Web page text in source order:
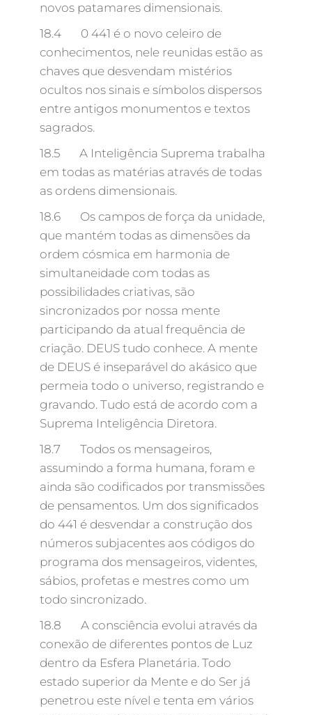
novos patamares dimensionais.
18.4 0 441 é o novo celeiro de
conhecimentos, nele reunidas estão as
chaves que desvendam mistérios
ocultos nos sinais e símbolos dispersos
entre antigos monumentos e textos
sagrados.
18.5 A Inteligência Suprema trabalha
em todas as matérias através de todas
as ordens dimensionais.
18.6 Os campos de força da unidade,
que mantém todas as dimensões da
ordem cósmica em harmonia de
simultaneidade com todas as
possibilidades criativas, são
sincronizados por nossa mente
participando da atual frequência de
criação. DEUS tudo conhece. A mente
de DEUS é inseparável do akásico que
permeia todo o universo, registrando e
gravando. Tudo está de acordo com a
Suprema Inteligência Diretora.
18.7 Todos os mensageiros,
assumindo a forma humana, foram e
ainda são codificados por transmissões
de pensamentos. Um dos significados
do 441 é desvendar a construção dos
números subjacentes aos códigos do
programa dos mensageiros, videntes,
sábios, profetas e mestres como um
todo sincronizado.
18.8 A consciência evolui através da
conexão de diferentes pontos de Luz
dentro da Esfera Planetária. Todo
estado superior da Mente e do Ser já
penetrou este nível e tenta em vários